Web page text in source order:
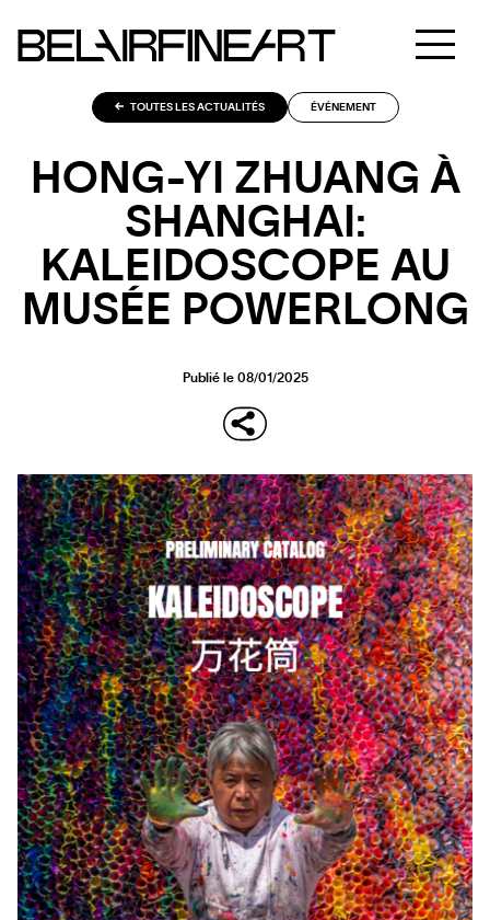
TOUTES LES ACTUALITÉS ÉVÉNEMENT
HONG-YI ZHUANG À
SHANGHAI:
KALEIDOSCOPE AU
MUSÉE POWERLONG
Publié le 08/01/2025